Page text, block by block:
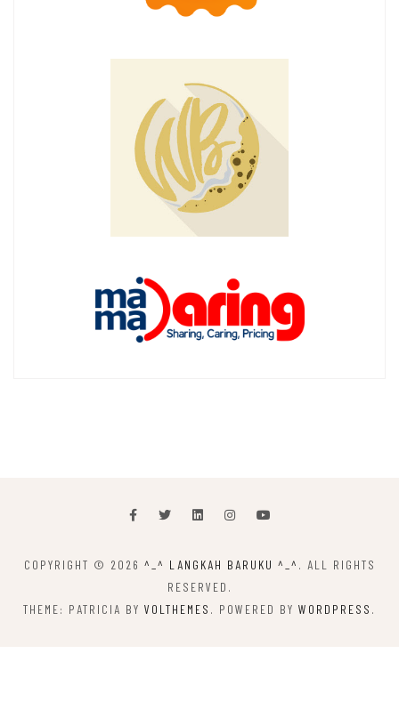
COPYRIGHT © 2026 ^_^ LANGKAH BARUKU ^_^ . ALL RIGHTS
RESERVED.
THEME: PATRICIA BY VOLTHEMES . POWERED BY WORDPRESS .